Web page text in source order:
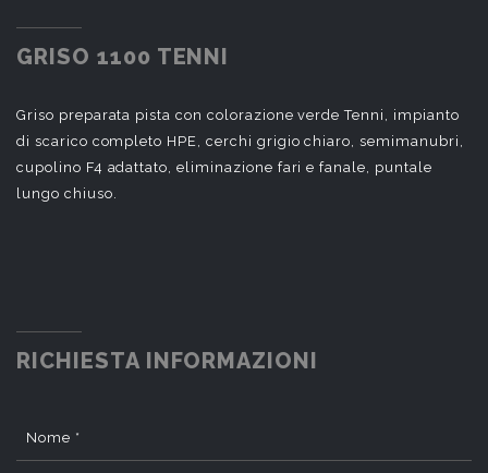
GRISO 1100 TENNI
Griso preparata pista con colorazione verde Tenni, impianto
di scarico completo HPE, cerchi grigio chiaro, semimanubri,
cupolino F4 adattato, eliminazione fari e fanale, puntale
lungo chiuso.
RICHIESTA INFORMAZIONI
Nome *